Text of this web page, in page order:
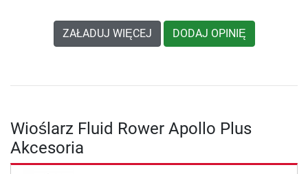
ZAŁADUJ WIĘCEJ DODAJ OPINIĘ
Wioślarz Fluid Rower Apollo Plus
Akcesoria